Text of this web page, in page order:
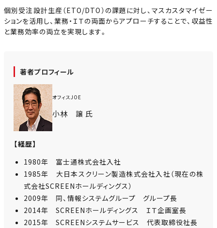
個別受注設計生産（ETO/DTO）の課題に対し、マスカスタマイゼー
ションを活用し、業務・ＩＴの両面からアプローチすることで、収益性
と業務効率の両立を実現します。
著者プロフィール
オフィスJOE
小林 譲 氏
【経歴】
1980年 富士通株式会社入社
1985年 大日本スクリーン製造株式会社入社（現在の株
式会社SCREENホールディングス）
2009年 同、情報システムグループ グループ長
2014年 SCREENホールディングス ＩＴ企画室長
2015年 SCREENシステムサービス 代表取締役社長